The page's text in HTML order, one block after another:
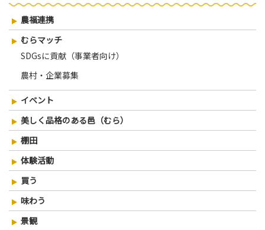
ー
シ
ョ
農福連携
むらマッチ
SDGsに貢献（事業者向け）
農村・企業募集
イベント
美しく品格のある邑（むら）
棚田
体験活動
買う
味わう
景観